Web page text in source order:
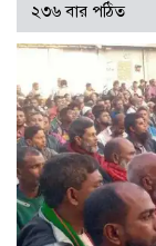
২৩৬ বার পঠিত